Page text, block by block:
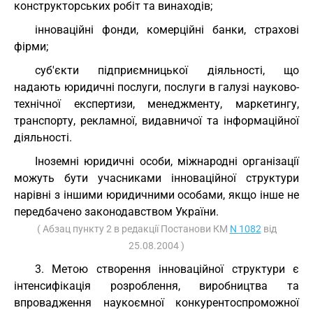
конструкторських робіт та винаходів;
інноваційні фонди, комерційні банки, страхові
фірми;
суб'єкти підприємницької діяльності, що
надають юридичні послуги, послуги в галузі науково-
технічної експертизи, менеджменту, маркетингу,
транспорту, рекламної, видавничої та інформаційної
діяльності.
Іноземні юридичні особи, міжнародні організації
можуть бути учасниками інноваційної структури
нарівні з іншими юридичними особами, якщо інше не
передбачено законодавством України.
( Абзац пункту 2 в редакції Постанови КМ N 1082 від
25.08.2004 )
3. Метою створення інноваційної структури є
інтенсифікація розроблення, виробництва та
впровадження наукоємної конкурентоспроможної